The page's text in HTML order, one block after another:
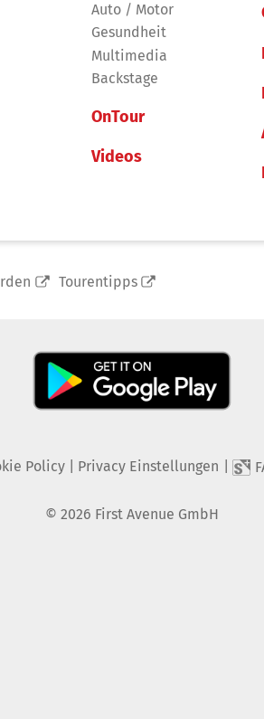
Auto / Motor
Gesundheit
Multimedia
Backstage
OnTour
Videos
Tourentipps
Policy| Privacy Einstellungen
© 2026 First Avenue GmbH